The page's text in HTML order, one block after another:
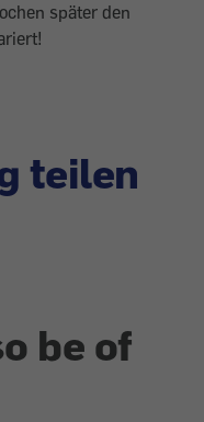
später den
teilen
be of